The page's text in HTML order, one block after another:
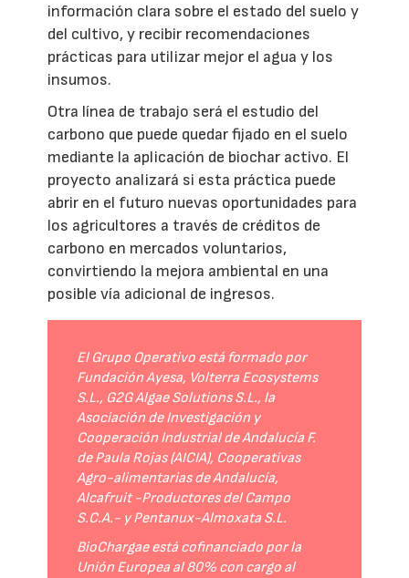
información clara sobre el estado del suelo y
del cultivo, y recibir recomendaciones
prácticas para utilizar mejor el agua y los
insumos.
Otra línea de trabajo será el estudio del
carbono que puede quedar fijado en el suelo
mediante la aplicación de biochar activo. El
proyecto analizará si esta práctica puede
abrir en el futuro nuevas oportunidades para
los agricultores a través de créditos de
carbono en mercados voluntarios,
convirtiendo la mejora ambiental en una
posible vía adicional de ingresos.
El Grupo Operativo está formado por
Fundación Ayesa, Volterra Ecosystems
S.L., G2G Algae Solutions S.L., la
Asociación de Investigación y
Cooperación Industrial de Andalucía F.
de Paula Rojas (AICIA), Cooperativas
Agro-alimentarias de Andalucía,
Alcafruit -Productores del Campo
S.C.A.- y Pentanux-Almoxata S.L.
BioChargae está cofinanciado por la
Unión Europea al 80% con cargo al